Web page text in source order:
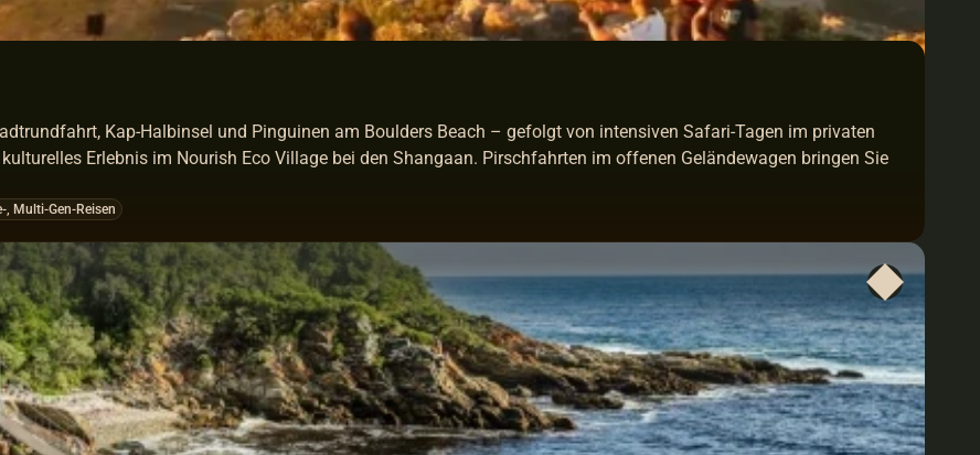
Kap-Halbinsel und Pinguinen am Boulders Beach – gefolgt von intensiven Safari-Tagen im privaten
Erlebnis im Nourish Eco Village bei den Shangaan. Pirschfahrten im offenen Geländewagen bringen Sie
, Multi-Gen-Reisen